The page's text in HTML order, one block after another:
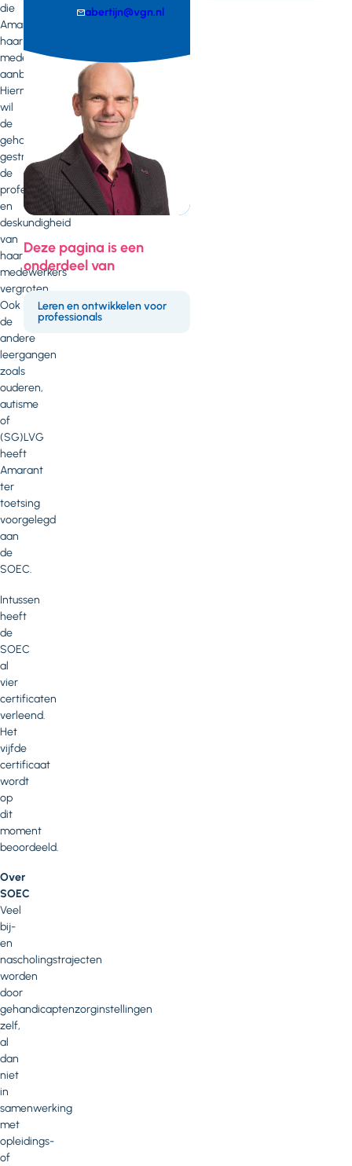
die
Amarant
haar
medewerkers
aanbiedt.
Hiermee
wil
de
gehandicaptenzorginstelling
gestructureerd
de
profesionaliteit
en
deskundigheid
van
haar
medewerkers
vergroten.
Ook
de
andere
leergangen
zoals
ouderen,
autisme
of
(SG)LVG
heeft
Amarant
ter
toetsing
voorgelegd
aan
de
SOEC.
Intussen
heeft
de
SOEC
al
vier
certificaten
verleend.
Het
vijfde
certificaat
wordt
op
dit
moment
beoordeeld.
Over
SOEC
Veel
bij-
en
nascholingstrajecten
worden
door
gehandicaptenzorginstellingen
zelf,
al
dan
niet
in
samenwerking
met
opleidings-
of
abertijn@vgn.nl
Deze pagina is een
onderdeel van
Leren en ontwikkelen voor
professionals